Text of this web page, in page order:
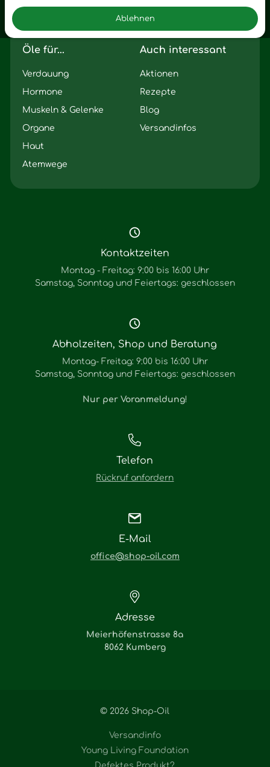
AblehnenSeelischer Schlag
Öle für...
Verdauung
Hormone
Muskeln & Gelenke
Organe
Haut
Atemwege
Auch interessant
Aktionen
Rezepte
Blog
Versandinfos
Kontaktzeiten
Montag - Freitag: 9:00 bis 16:00 Uhr
Samstag, Sonntag und Feiertags: geschlossen
Abholzeiten, Shop und Beratung
Montag- Freitag: 9:00 bis 16:00 Uhr
Samstag, Sonntag und Feiertags: geschlossen
Nur per Voranmeldung!
Telefon
Rückruf anfordern
E-Mail
office@shop-oil.com
Adresse
Meierhöfenstrasse 8a
8062 Kumberg
© 2026 Shop-Oil
Versandinfo
Young Living Foundation